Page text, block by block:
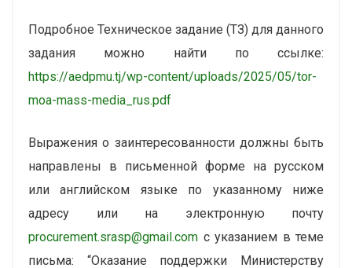
Подробное Техническое задание (ТЗ) для данного
задания можно найти по ссылке:
https://aedpmu.tj/wp-content/uploads/2025/05/tor-
moa-mass-media_rus.pdf
Выражения о заинтересованности должны быть
направлены в письменной форме на русском
или английском языке по указанному ниже
адресу или на электронную почту
procurement.srasp@gmail.com с указанием в теме
письма: “Оказание поддержки Министерству